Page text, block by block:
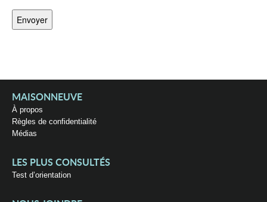
MAISONNEUVE
À propos
Règles de confidentialité
Médias
LES PLUS CONSULTÉS
Test d’orientation